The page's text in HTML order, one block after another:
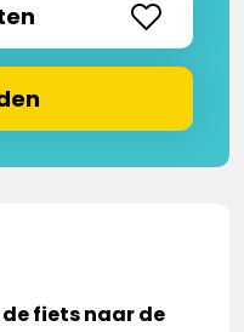
fiets naar de